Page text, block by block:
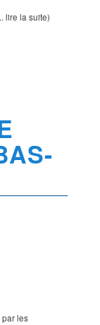
lire la suite)
par les